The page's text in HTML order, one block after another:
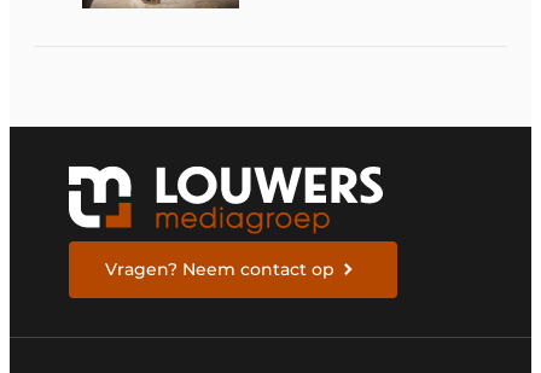
Vragen? Neem contact op